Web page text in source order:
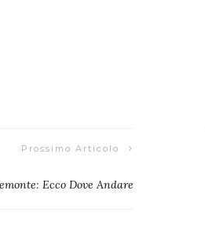
Prossimo Articolo
Ecco Dove Andare